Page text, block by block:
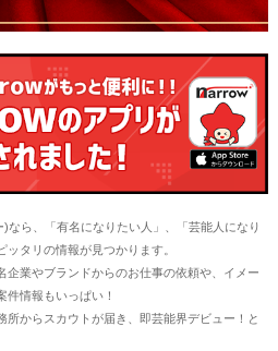
なら、「有名になりたい人」、「芸能人になり
タリの情報が見つかります。
企業やブランドからのお仕事の依頼や、イメー
件情報もいっぱい！
所からスカウトが届き、即芸能界デビュー！と